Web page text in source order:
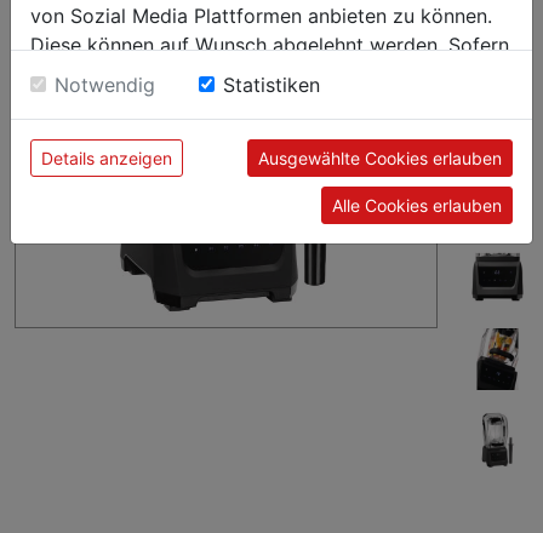
von Sozial Media Plattformen anbieten zu können.
Diese können auf Wunsch abgelehnt werden. Sofern
sie unsere Webseite weiter nutzen, geben Sie
Einwilligung zu unseren Cookies.
Notwendig Statistiken
Details anzeigen Ausgewählte Cookies erlauben
Alle Cookies erlauben